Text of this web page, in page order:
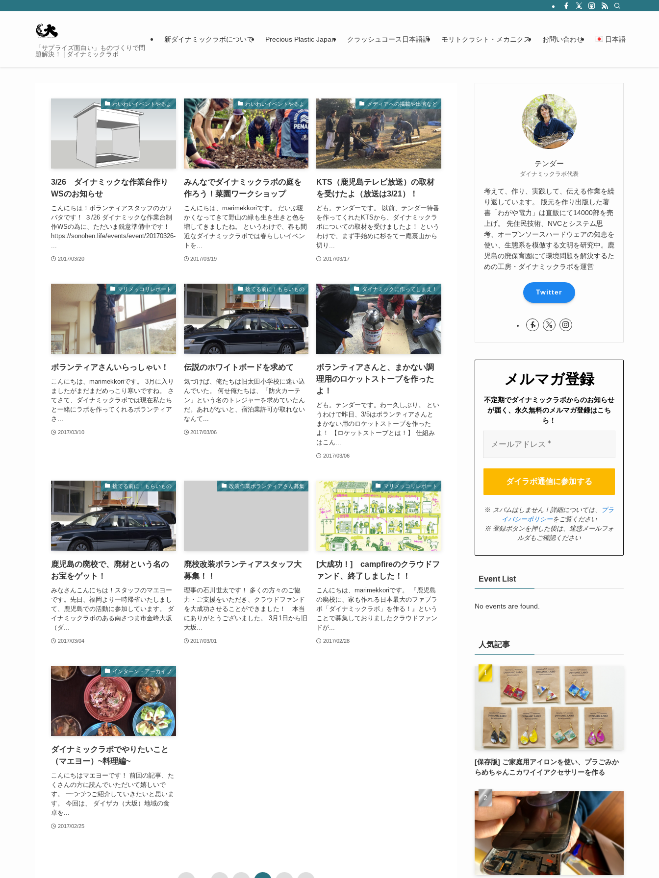
「サプライズ面白い」ものづくりで問
題解決！ | ダイナミックラボ
新ダイナミックラボについて Precious Plastic Japan クラッシュコース日本語訳 モリトクラシト・メカニクス お問い合わせ 日本語
わいわいイベントやるよ
3/26 ダイナミックな作業台作り
WSのお知らせ
こんにちは！ボランティアスタッフのカワ
バタです！ ３/26 ダイナミックな作業台制
作WSの為に、ただいま鋭意準備中です！
https://sonohen.life/events/event/20170326-
2017/03/20
わいわいイベントやるよ
みんなでダイナミックラボの庭を
作ろう！菜園ワークショップ
こんにちは、marimekkoriです。 だいぶ暖
かくなってきて野山の緑も生き生きと色を
増してきましたね。 というわけで、春も間
近なダイナミックラボでは春らしいイベン
トを...
2017/03/19
メディアへの掲載や出演など
KTS（鹿児島テレビ放送）の取材
を受けたよ（放送は3/21）！
ども。テンダーです。 以前、テンダー特番
を作ってくれたKTSから、ダイナミックラ
ボについての取材を受けましたよ！ という
わけで、まず手始めに杉をてー庵裏山から
切り...
2017/03/17
マリメッコリレポート
ボランティアさんいらっしゃい！
こんにちは、marimekkoriです。 3月に入り
ましたがまだまだめっこり寒いですね。 さ
てさて、ダイナミックラボでは現在私たち
と一緒にラボを作ってくれるボランティア
さ...
2017/03/10
捨てる前に！もらいもの
伝説のホワイトボードを求めて
気づけば、俺たちは旧太田小学校に迷い込
んでいた。 何せ俺たちは、「防火カーテ
ン」という名のトレジャーを求めていたん
だ。あれがないと、宿泊業許可が取れない
なんて...
2017/03/06
ダイナミックに作ってしまえ！
ボランティアさんと、まかない調
理用のロケットストーブを作った
よ！
ども。テンダーです。わー久しぶり。 とい
うわけで昨日、3/5はボランティアさんと
まかない用のロケットストーブを作った
よ！ 【ロケットストーブとは！】 仕組み
はこん...
2017/03/06
捨てる前に！もらいもの
鹿児島の廃校で、廃材という名の
お宝をゲット！
みなさんこんにちは！スタッフのマエヨー
です。先日、福岡より一時帰省いたしまし
て、鹿児島での活動に参加しています。 ダ
イナミックラボのある南さつま市金峰大坂
（ダ...
2017/03/04
改装作業ボランティアさん募集
廃校改装ボランティアスタッフ大
募集！！
理事の石川世太です！ 多くの方々のご協
力・ご支援をいただき、クラウドファンド
を大成功させることができました！ 本当
にありがとうございました。 3月1日から旧
大坂...
2017/03/01
マリメッコリレポート
[大成功！] campfireのクラウドフ
ァンド、終了しました！！
こんにちは、marimekkoriです。 『鹿児島
の廃校に、家も作れる日本最大のファブラ
ボ「ダイナミックラボ」を作る！』という
ことで募集しておりましたクラウドファン
ドが...
2017/02/28
インターン・アーカイブ
ダイナミックラボでやりたいこと
（マエヨー）~料理編~
こんにちはマエヨーです！ 前回の記事、た
くさんの方に読んでいただいて嬉しいで
す。 一つづつご紹介していきたいと思いま
す。 今回は、 ダイザカ（大坂）地域の食
卓を...
2017/02/25
テンダー
ダイナミックラボ代表
考えて、作り、実践して、伝える作業を繰
り返しています。 版元を作り出版した著
書「わがや電力」は直販にて14000部を売
上げ。 先住民技術、NVCとシステム思
考、オープンソースハードウェアの知恵を
使い、生態系を模倣する文明を研究中。鹿
児島の廃保育園にて環境問題を解決するた
めの工房・ダイナミックラボを運営
Twitter
メルマガ登録
不定期でダイナミックラボからのお知らせ
が届く、永久無料のメルマガ登録はこち
ら！
※ スパムはしません！詳細については、
プラ
イバシーポリシーをご覧ください
※ 登録ボタンを押した後は、迷惑メールフォ
ルダもご確認ください
Event List
No events are found.
人気記事
[保存版] ご家庭用アイロンを使い、プラごみか
らめちゃんこカワイイアクセサリーを作る